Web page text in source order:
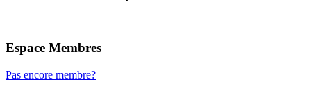
Espace Membres
Pas encore membre?